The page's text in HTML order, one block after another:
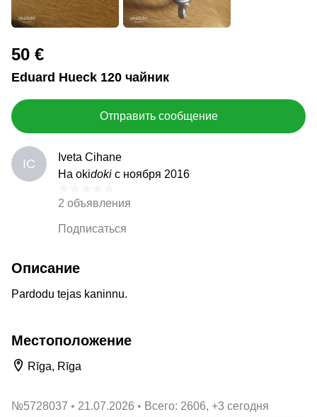
50 €
Eduard Hueck 120 чайник
Отправить сообщение
IC
Iveta Cihane
На okidoki с ноября 2016
2 объявления
Подписаться
Описание
Pardodu tejas kaninnu.
Местоположение
Rīga, Rīga
№5728037 21.07.2026 Всего: 2606, +3 сегодня